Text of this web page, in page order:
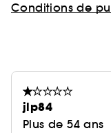
Conditions de
jlp84
Plus de 54 ans